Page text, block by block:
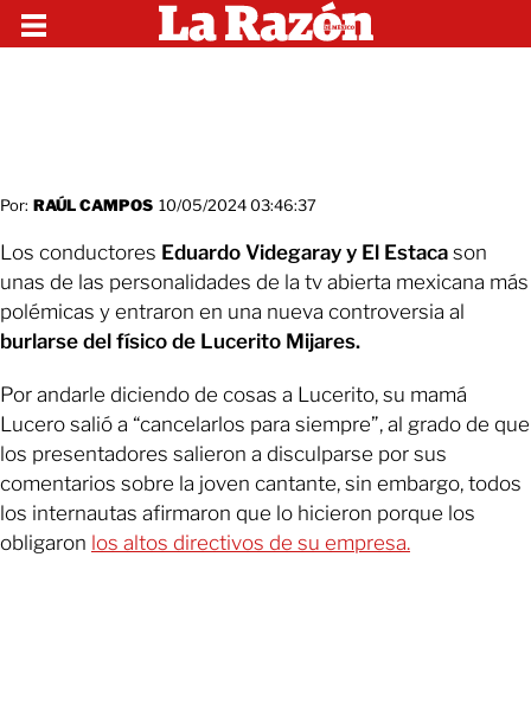
Por: RAÚL CAMPOS 10/05/2024 03:46:37
Los conductores Eduardo Videgaray y El Estaca son
unas de las personalidades de la tv abierta mexicana más
polémicas y entraron en una nueva controversia al
burlarse del físico de Lucerito Mijares.
Por andarle diciendo de cosas a Lucerito, su mamá
Lucero salió a “cancelarlos para siempre”, al grado de que
los presentadores salieron a disculparse por sus
comentarios sobre la joven cantante, sin embargo, todos
los internautas afirmaron que lo hicieron porque los
obligaron los altos directivos de su empresa.